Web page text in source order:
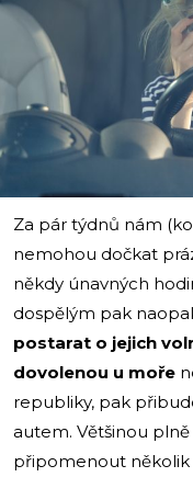
Za pár týdnů nám
nemohou dočkat
někdy únavných
dospělým pak
postarat o jejich
dovolenou u moře
republiky, pak
autem. Většinou
připomenout několik